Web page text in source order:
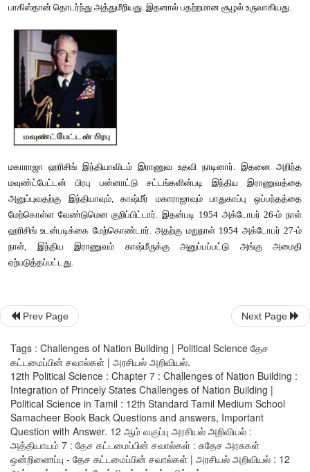
விட்டார். "டொமினியன்" என்றால் பிரிட்டிஷ் காமன்வெல்த்
தன்னாட்சி அரசாக விளங்கும் நிலையைக் குறிப்பதாகும்.
காசிம் ரஷ்வி எனும் மதவாதத் தலைவரின்
அடிமைப்பட்டிருந்தார். ஆயுதம் தாங்கிய அமைப்பான இந்தேகத் -
எனும் அமைப்பின் தலைவராக ரஷ்வி இருந்தார். இந்த
அழைக்கப்பட்டனர். மேலும் 1943-இல் கம்யூனிஸ்ட் கட்சி
நீக்கினார் நிஜாம். ராசாக்கார்களும் கம்யூனிஸ்ட்களும்
முடிந்தது. ரயில் வண்டிகள் தாக்கப்பட்டது. இதன் பின்பு,
இந்திய ராணுவம் ஐதராபாத்திற்குள் நுழைந்து
இந்தியாவுடன் இணைவதாக நிஜாம் அறிவித்தார்.
செல்வமும் சலுகைகளும் அளிக்கப்பட்டன.
தெலங்கானாவில் நில உடைமையாளருக்கு எதிராக
செய்தனர். இதன் விளைவாக வினோபாபாவே ஆரம்பித்த பூமி
தொடங்கப்பட்டது. பூமி தானம் என்றால் அதிகமான நிலம்
கோரிக்கை வைத்து தானமாக நிலம் பெறுவதாகும். மகாத்மா
வினோபாபாவே இவ்வியக்கத்தினை ஆரம்பித்து அதன் மூலம்
நிலமற்றவிவசாயிகளுக்கு அளித்தார்.
Prev Page Next Page
Tags : Challenges of Nation Building | Political Science தேச
கட்டமைப்பின் சவால்கள் | அரசியல் அறிவியல்.
12th Political Science : Chapter 7 : Challenges of Nation Building :
Integration of Princely States Challenges of Nation Building |
Political Science in Tamil : 12th Standard Tamil Medium School
Samacheer Book Back Questions and answers, Important
Question with Answer. 12 ஆம் வகுப்பு அரசியல் அறிவியல் :
அத்தியாயம் 7 : தேச கட்டமைப்பின் சவால்கள் : சுதேச அரசுகள்
ஒன்றிணைப்பு - தேச கட்டமைப்பின் சவால்கள் | அரசியல் அறிவியல் : 12